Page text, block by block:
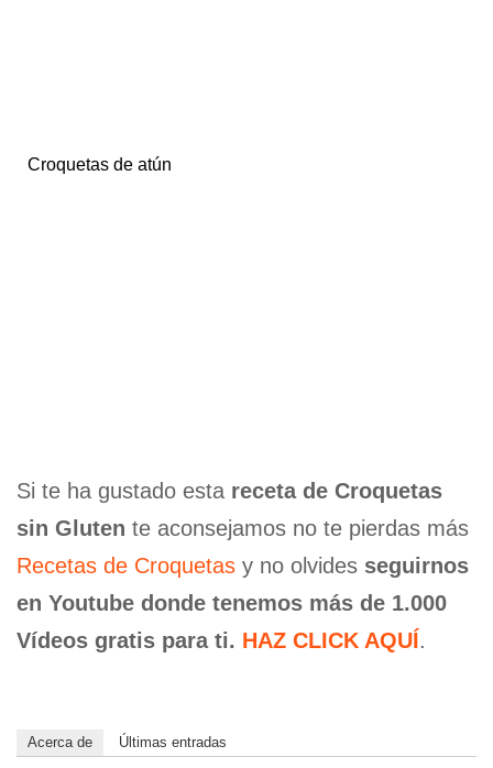
Croquetas de atún
Si te ha gustado esta receta de Croquetas
sin Gluten te aconsejamos no te pierdas más
Recetas de Croquetas y no olvides seguirnos
en Youtube donde tenemos más de 1.000
Vídeos gratis para ti. HAZ CLICK AQUÍ.
Acerca de Últimas entradas